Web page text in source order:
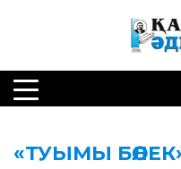
«ТУЫМЫ